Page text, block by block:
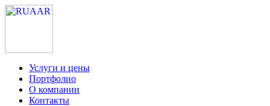
Услуги и цены
Портфолио
О компании
Контакты